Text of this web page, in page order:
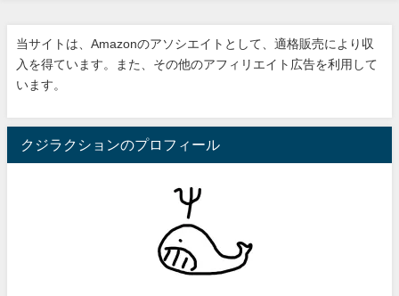
当サイトは、Amazonのアソシエイトとして、適格販売により収
入を得ています。また、その他のアフィリエイト広告を利用して
います。
クジラクションのプロフィール